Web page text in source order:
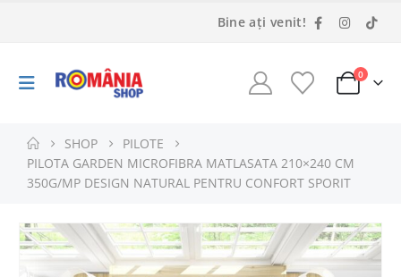
Bine ați venit!
0
SHOP
PILOTE
PILOTA GARDEN MICROFIBRA MATLASATA 210×240 CM
350G/MP DESIGN NATURAL PENTRU CONFORT SPORIT